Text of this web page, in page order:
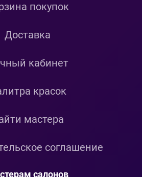
покупок
Доставка
кабинет
красок
мастера
соглашение
салонов